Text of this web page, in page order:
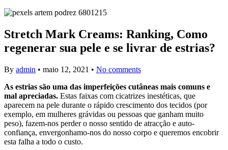
Stretch Mark Creams: Ranking, Como
regenerar sua pele e se livrar de estrias?
By admin • maio 12, 2021 • No comments
As estrias são uma das imperfeições cutâneas mais comuns e
mal apreciadas. Estas faixas com cicatrizes inestéticas, que
aparecem na pele durante o rápido crescimento dos tecidos (por
exemplo, em mulheres grávidas ou pessoas que ganham muito
peso), fazem-nos perder o nosso sentido de atracção e auto-
confiança, envergonhamo-nos do nosso corpo e queremos encobrir
esta falha a todo o custo.